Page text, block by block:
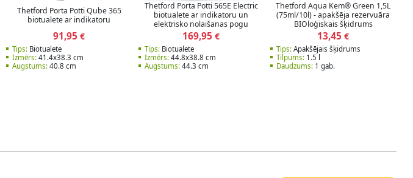
Thetford Porta Potti Qube 365
biotualete ar indikatoru
91,95 €
Tips: Biotualete
Izmērs: 41.4x38.3 cm
Augstums: 40.8 cm
Thetford Porta Potti 565E Electric
biotualete ar indikatoru un
elektrisko nolaišanas pogu
169,95 €
Tips:Biotualete
Izmērs:44.8х38.8 cm
Augstums:44.3 cm
Thetford Aqua Kem® Green 1,5L
(75ml/10l) - apakšēja rezervuāra
BIOloģiskais šķidrums
13,45 €
Tips: Apakšējais šķidrums
Tilpums: 1.5 l
Daudzums: 1 gab.